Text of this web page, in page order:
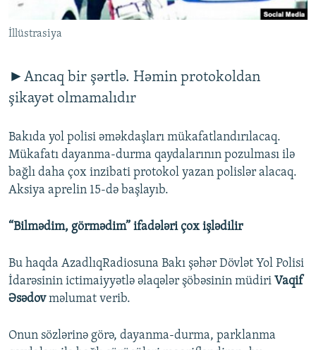
AZADLIQRADIOSU MOBIL TELEFONUNUZDA
BIZIMLƏ ƏLAQƏ
RFE/RL-in bütün saytları
İllüstrasiya
►Ancaq bir şərtlə. Həmin protokoldan
şikayət olmamalıdır
Bakıda yol polisi əməkdaşları mükafatlandırılacaq.
Mükafatı dayanma-durma qaydalarının pozulması ilə
bağlı daha çox inzibati protokol yazan polislər alacaq.
Aksiya aprelin 15-də başlayıb.
“Bilmədim, görmədim” ifadələri çox işlədilir
Bu haqda AzadlıqRadiosuna Bakı şəhər Dövlət Yol Polisi
İdarəsinin ictimaiyyətlə əlaqələr şöbəsinin müdiri Vaqif
Əsədovməlumat verib.
Onun sözlərinə görə, dayanma-durma, parklanma